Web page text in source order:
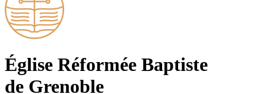
Église Ré­for­mée Bap­tiste
de Grenoble